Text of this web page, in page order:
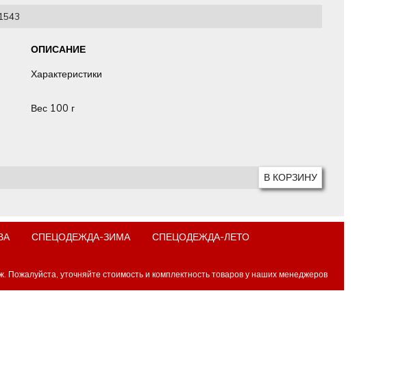
ОПИСАНИЕ
Характеристики
Вес 100 г
СПЕЦОДЕЖДА-ЗИМА
СПЕЦОДЕЖДА-ЛЕТО
уточняйте стоимость и комплектность товаров у наших менеджеров